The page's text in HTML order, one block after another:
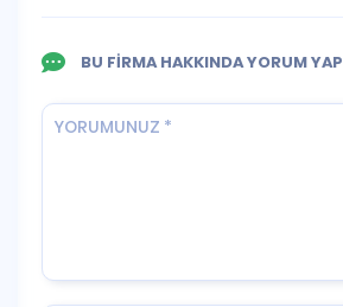
BU FİRMA HAKKINDA YORUM YAP